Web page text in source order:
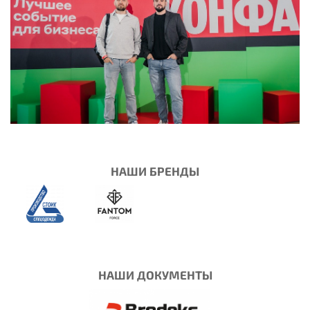
НАШИ БРЕНДЫ
НАШИ ДОКУМЕНТЫ